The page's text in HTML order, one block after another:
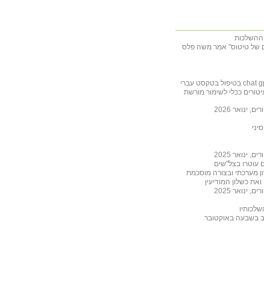
של טיטוס" אמר משה פלס
ככלי לשימור מורשת
2026
2025
מערכתי ובצורה מוסכמת
2025
בשבעה באוקטובר